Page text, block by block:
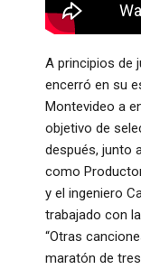
A principios de
encerró en su
Montevideo a
objetivo de
después, junto
como
y el ingeniero
trabajado con
“Otras
maratón de